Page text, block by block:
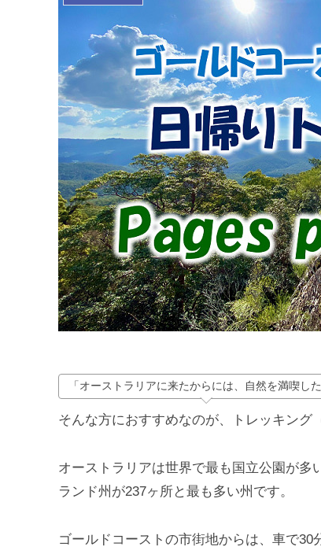
「オーストラリアに来たからには、自然を満喫した
そんな方におすすめなのが、トレッキング
オーストラリアは世界で最も国立公園が多
ランド州が237ヶ所と最も多い州です。
ゴールドコーストの市街地からは、車で